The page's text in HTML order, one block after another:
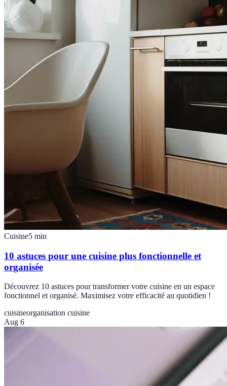
Cuisine5 min
10 astuces pour une cuisine plus fonctionnelle et
organisée
Découvrez 10 astuces pour transformer votre cuisine en un espace
fonctionnel et organisé. Maximisez votre efficacité au quotidien !
cuisineorganisation cuisine
Aug 6